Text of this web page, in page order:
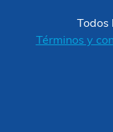
Términos y